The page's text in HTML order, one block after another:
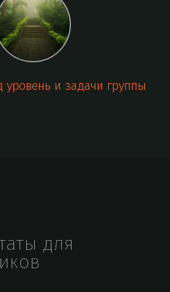
уровень и задачи группы
для